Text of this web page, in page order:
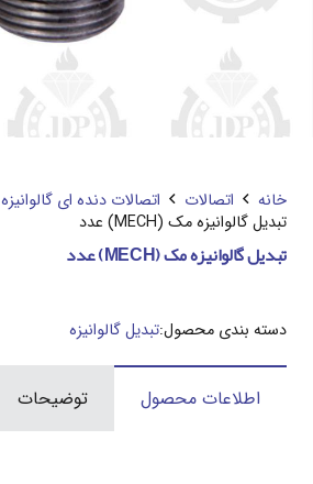
خانه اتصالات اتصالات دنده ای گالوانیزه
تبدیل گالوانیزه مک (MECH) عدد
تبدیل گالوانیزه مک (MECH) عدد
دسته بندی محصول:تبدیل گالوانیزه
اطلاعات محصول توضیحات